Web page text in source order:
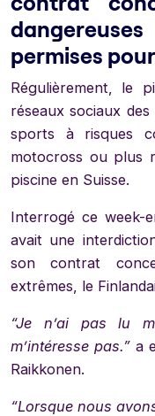
permises
Régulièrement, le
réseaux sociaux
sports à risques
motocross ou plus
piscine en Suisse.
Interrogé ce week-
avait une
son contrat
extrêmes, le
“Je n’ai pas lu
m’intéresse pas.” a
Raikkonen.
“Lorsque nous